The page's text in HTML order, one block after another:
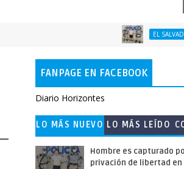
EL SALVADOR
FANPAGE EN FACEBOOK
Diario Horizontes
LO MÁS NUEVO LO MÁS LEÍDO
Hombre es capturado
privación de libertad en